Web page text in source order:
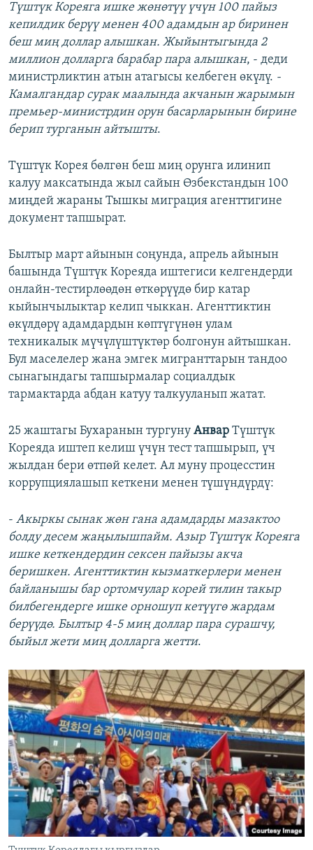
Түштүк Кореяга ишке жөнөтүү үчүн 100 пайыз
кепилдик берүү менен 400 адамдын ар биринен
беш миң доллар алышкан. Жыйынтыгында 2
миллион долларга барабар пара алышкан, - деди
министрликтин атын атагысы келбеген өкүлү. -
Камалгандар сурак маалында акчанын жарымын
премьер-министрдин орун басарларынын бирине
берип турганын айтышты.
Түштүк Корея бөлгөн беш миң орунга илинип
калуу максатында жыл сайын Өзбекстандын 100
миңдей жараны Тышкы миграция агенттигине
документ тапшырат.
Былтыр март айынын соңунда, апрель айынын
башында Түштүк Кореяда иштегиси келгендерди
онлайн-тестирлөөдөн өткөрүүдө бир катар
кыйынчылыктар келип чыккан. Агенттиктин
өкүлдөрү адамдардын көптүгүнөн улам
техникалык мүчүлүштүктөр болгонун айтышкан.
Бул маселелер жана эмгек мигранттарын тандоо
сынагындагы тапшырмалар социалдык
тармактарда абдан катуу талкууланып жатат.
25 жаштагы Бухаранын тургуну Анвар Түштүк
Кореяда иштеп келиш үчүн тест тапшырып, үч
жылдан бери өтпөй келет. Ал муну процесстин
коррупциялашып кеткени менен түшүндүрдү:
- Акыркы сынак жөн гана адамдарды мазактоо
болду десем жаңылышпайм. Азыр Түштүк Кореяга
ишке кеткендердин сексен пайызы акча
беришкен. Агенттиктин кызматкерлери менен
байланышы бар ортомчулар корей тилин такыр
билбегендерге ишке орношуп кетүүгө жардам
берүүдө. Былтыр 4-5 миң доллар пара сурашчу,
быйыл жети миң долларга жетти.